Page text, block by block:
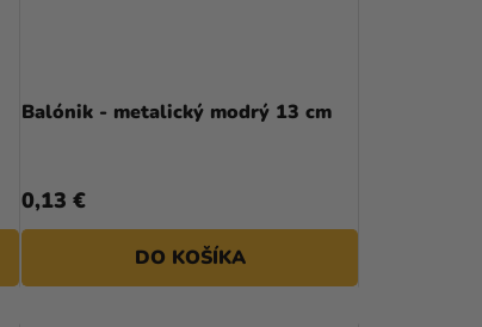
Balónik - metalický modrý 13 cm
0,13 €
DO KOŠÍKA